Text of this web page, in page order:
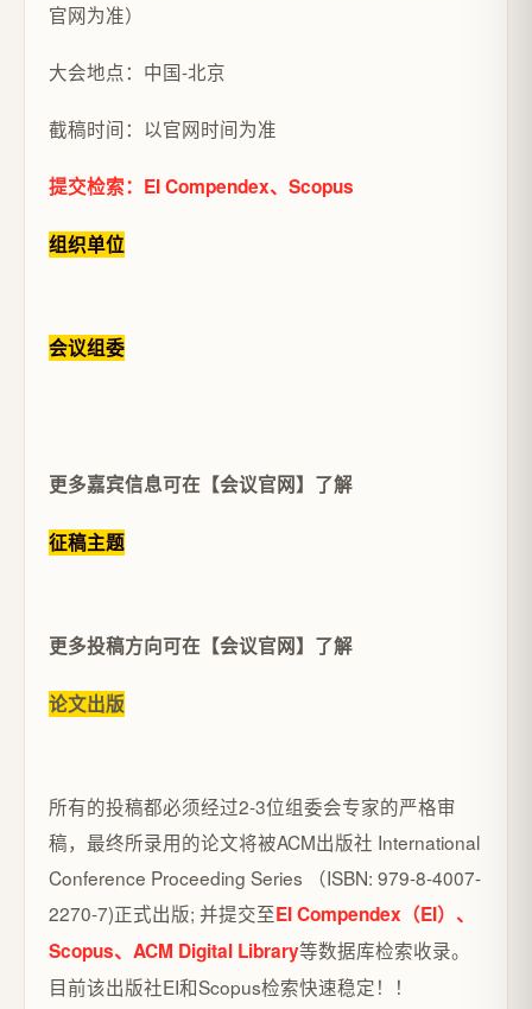
官网为准）
大会地点：中国-北京
截稿时间：以官网时间为准
提交检索：EI Compendex、Scopus
组织单位
会议组委
更多嘉宾信息可在【会议官网】了解
征稿主题
更多投稿方向可在【会议官网】了解
论文出版
所有的投稿都必须经过2-3位组委会专家的严格审
稿，最终所录用的论文将被ACM出版社 International
Conference Proceeding Series （ISBN: 979-8-4007-
2270-7)正式出版; 并提交至EI Compendex（EI）、
Scopus、ACM Digital Library等数据库检索收录。
目前该出版社EI和Scopus检索快速稳定！！